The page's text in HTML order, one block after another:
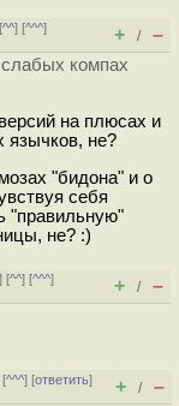
^^] [^^^]
+ / –
компах
на плюсах и
язычков, не?
"бидона" и о
себя
"правильную"
не? :)
] [^^] [^^^]
+ / –
[^^^] [ответить]
+ / –